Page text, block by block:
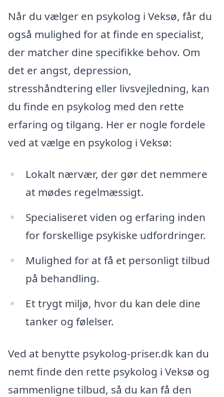
Når du vælger en psykolog i Veksø, får du
også mulighed for at finde en specialist,
der matcher dine specifikke behov. Om
det er angst, depression,
stresshåndtering eller livsvejledning, kan
du finde en psykolog med den rette
erfaring og tilgang. Her er nogle fordele
ved at vælge en psykolog i Veksø:
Lokalt nærvær, der gør det nemmere
at mødes regelmæssigt.
Specialiseret viden og erfaring inden
for forskellige psykiske udfordringer.
Mulighed for at få et personligt tilbud
på behandling.
Et trygt miljø, hvor du kan dele dine
tanker og følelser.
Ved at benytte psykolog-priser.dk kan du
nemt finde den rette psykolog i Veksø og
sammenligne tilbud, så du kan få den